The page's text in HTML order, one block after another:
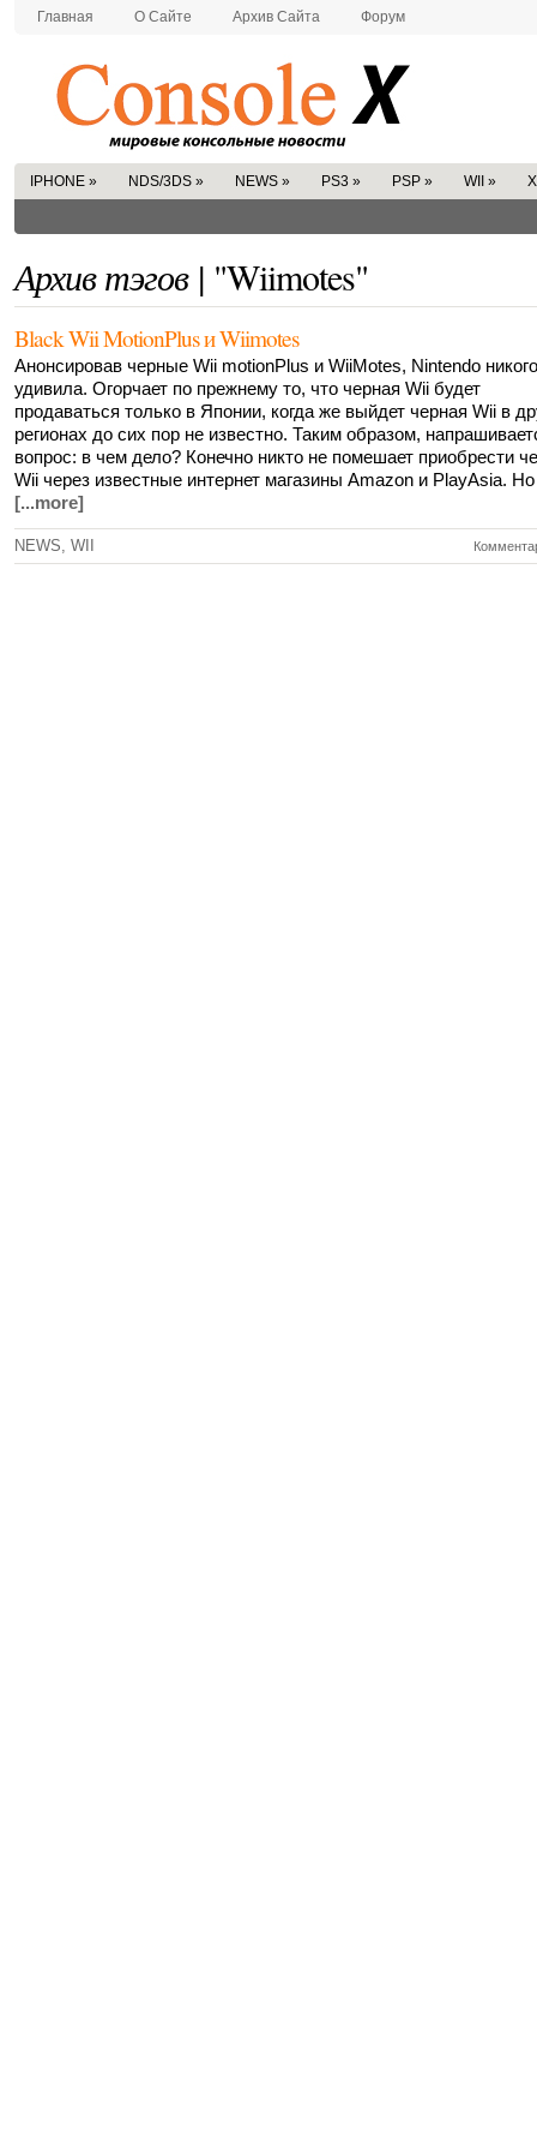
Главная О Сайте Архив Сайта Форум
IPHONE » NDS/3DS » NEWS » PS3 » PSP » WII »
Архив тэгов | "Wiimotes"
Black Wii MotionPlus и Wiimotes
Анонсировав черные Wii motionPlus и WiiMotes, Nintendo
удивила. Огорчает по прежнему то, что черная Wii будет
продаваться только в Японии, когда же выйдет черная Wii в
регионах до сих пор не известно. Таким образом,
вопрос: в чем дело? Конечно никто не помешает приобрести
Wii через известные интернет магазины Amazon и PlayAsia.
[...more]
NEWS, WII